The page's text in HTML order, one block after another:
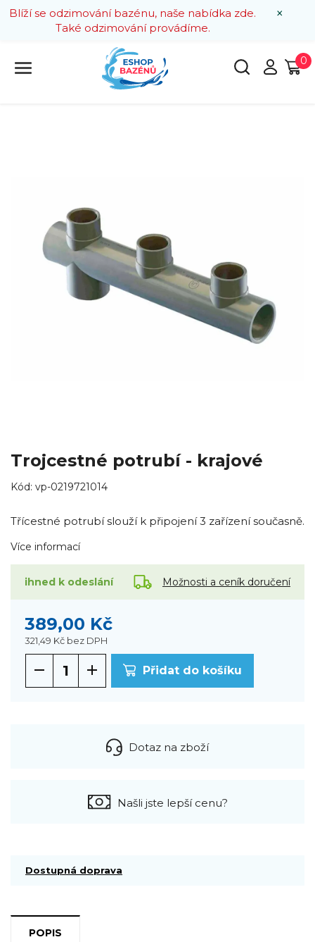
×
Blíží se odzimování bazénu, naše nabídka zde.
Také odzimování provádíme.
0
Trojcestné potrubí - krajové
Kód: vp-0219721014
Třícestné potrubí slouží k připojení 3 zařízení současně.
Více informací
ihned k odeslání Možnosti a ceník doručení
389,00 Kč
321,49 Kč bez DPH
Přidat do košíku
Dotaz na zboží
Našli jste lepší cenu?
Dostupná doprava
POPIS